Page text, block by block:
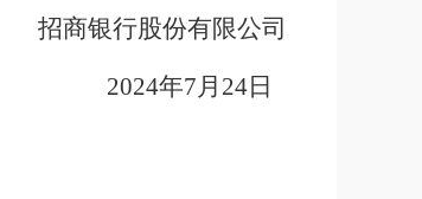
招商银行股份有限公司
2024年7月 24日